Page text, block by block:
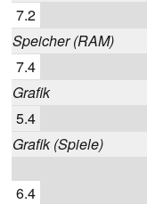
7.2
Speicher (RAM)
7.4
Grafik
5.4
Grafik (Spiele)
6.4